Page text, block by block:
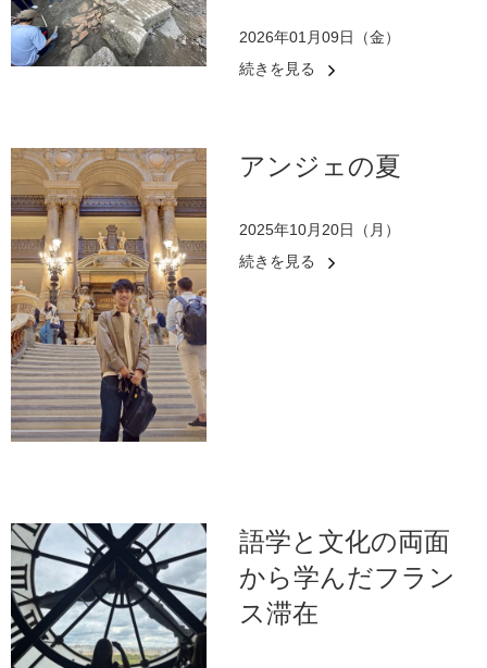
2026年01月09日（金）
続きを見る
アンジェの夏
2025年10月20日（月）
続きを見る
語学と文化の両面
から学んだフラン
ス滞在